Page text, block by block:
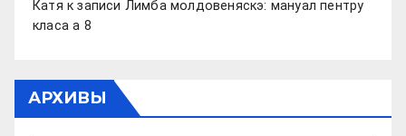
Катя к записи Лимба молдовеняскэ: мануал пентру
класа а 8
АРХИВЫ